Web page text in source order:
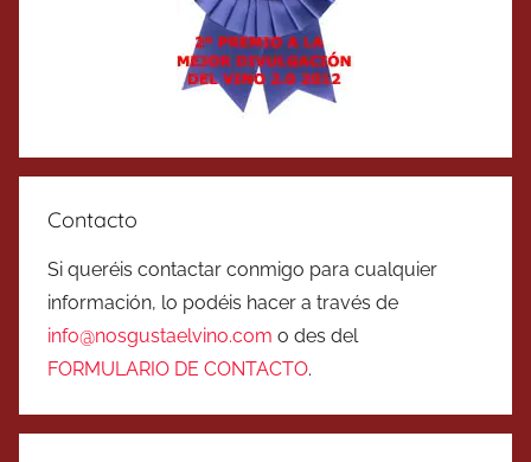
Contacto
Si queréis contactar conmigo para cualquier
información, lo podéis hacer a través de
info@nosgustaelvino.com o des del
FORMULARIO DE CONTACTO.